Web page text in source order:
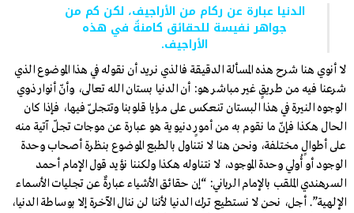
الدنيا عبارة عن ركام من الأراجيف، لكن كم من
جواهر نفيسة للحقائق كامنةٌ في هذه
الأراجيف.
لا أنوي هنا شرح هذه المسألة الدقيقة فالذي نريد أن نقوله في هذا الموضوع الذي
شرعنا فيه من طريقٍ غير مباشر هو: أن الدنيا بستان الله تعالى، وأنّ أنوار ذوي
الوجوه النيرة في هذا البستان تنعكس على مرايا قلوبنا وتتجلّى فيها، فإذا كان
الحال هكذا فإنّ ما نقوم به من أمورٍ دنيوية هو عبارة عن موجات تجلّ آتية منه
على أطوالٍ مختلفة، ونحن هنا لا نتناول بالطبع الموضوع بنظرة أصحاب وحدة
الوجود أو أُولي وحدة الموجود، لا نتناوله هكذا ولكننا نؤيد قول الإمام أحمد
السرهندي الملقب بالإمام الرباني: “إن حقائق الأشياء عبارةٌ عن تجليات الأسماء
الإلهية”. أجل، نحن لا نستطيع ترك الدنيا لأننا لن ننال الآخرة إلا بوساطة الدنيا،